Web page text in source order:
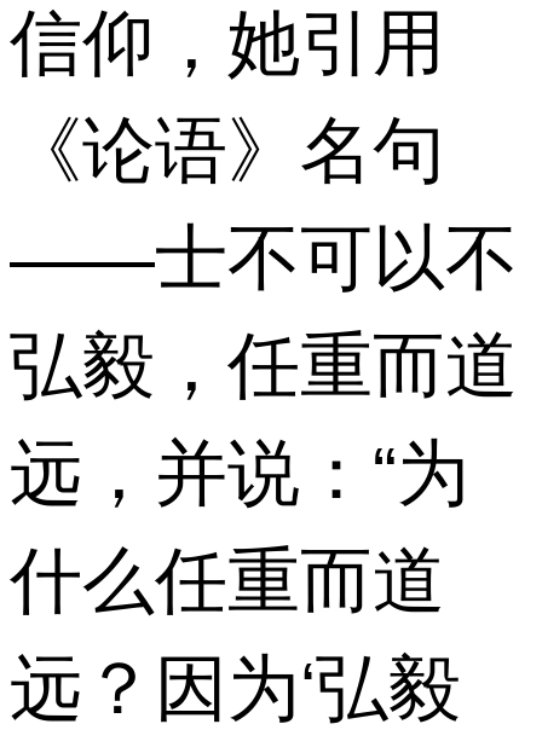
信仰，她引用
《论语》名句
——士不可以不
弘毅，任重而道
远，并说：“为
什么任重而道
远？因为‘弘毅